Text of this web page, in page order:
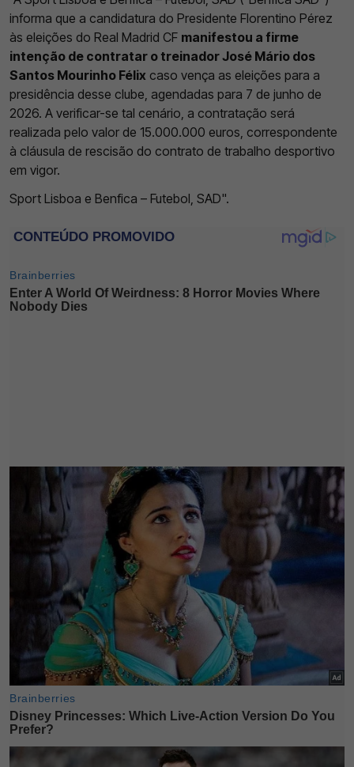
informa que a candidatura do Presidente Florentino Pérez
às eleições do Real Madrid CF manifestou a firme
intenção de contratar o treinador José Mário dos
Santos Mourinho Félix caso vença as eleições para a
presidência desse clube, agendadas para 7 de junho de
2026. A verificar-se tal cenário, a contratação será
realizada pelo valor de 15.000.000 euros, correspondente
à cláusula de rescisão do contrato de trabalho desportivo
em vigor.
Sport Lisboa e Benfica – Futebol, SAD".